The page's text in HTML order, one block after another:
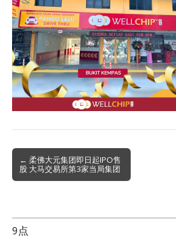
Post
navigation
← 柔佛大元集团即日起IPO售
股 大马交易所第3家当局集团
9点